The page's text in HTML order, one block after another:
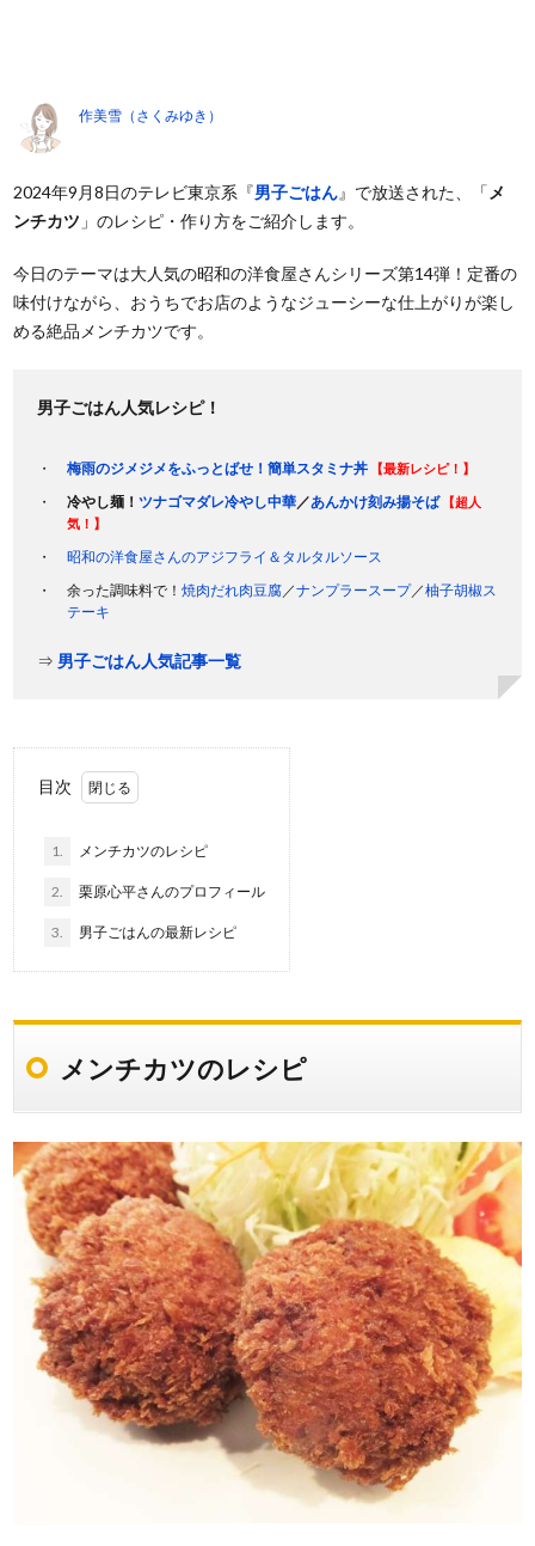
作美雪（さくみゆき）
2024年9月8日のテレビ東京系『男子ごはん』で放送された、「 メ
ンチカツ 」のレシピ・作り方をご紹介します。
今日のテーマは大人気の昭和の洋食屋さんシリーズ第14弾！定番の
味付けながら、おうちでお店のようなジューシーな仕上がりが楽し
める絶品メンチカツです。
男子ごはん人気レシピ！
梅雨のジメジメをふっとばせ！簡単スタミナ丼 【最新レシピ！】
冷やし麺！ツナゴマダレ冷やし中華／あんかけ刻み揚そば
【超人
気！】
昭和の洋食屋さんのアジフライ＆タルタルソース
余った調味料で！焼肉だれ肉豆腐／ナンプラースープ／柚子胡椒ス
テーキ
⇒ 男子ごはん人気記事一覧
目次
1. メンチカツのレシピ
2. 栗原心平さんのプロフィール
3. 男子ごはんの最新レシピ
メンチカツのレシピ